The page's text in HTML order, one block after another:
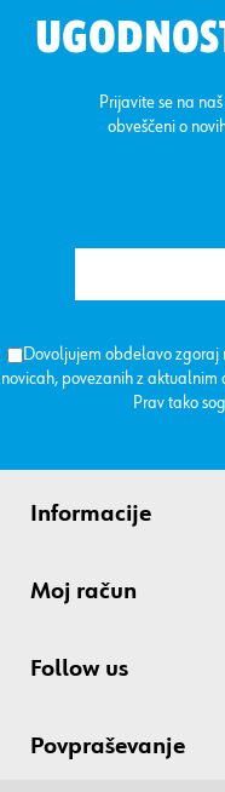
Prijavite se na
obveščeni o
Dovoljujem obdelavo zgoraj
novicah, povezanih z
Prav tako
Informacije
Moj račun
Follow us
Povpraševanje